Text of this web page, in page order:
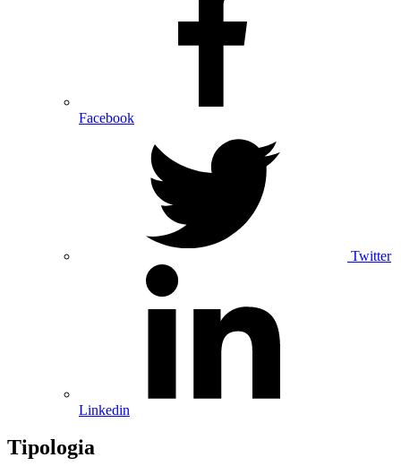
Facebook
Twitter
Linkedin
Tipologia